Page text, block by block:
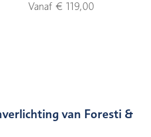
Vanaf € 119,00
van Foresti &